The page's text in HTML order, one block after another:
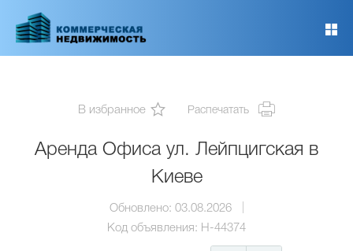
основному
В избранное Распечатать
Аренда Офиса ул. Лейпцигская в
Киеве
Обновлено: 03.08.2026
Код объявления: H-44374